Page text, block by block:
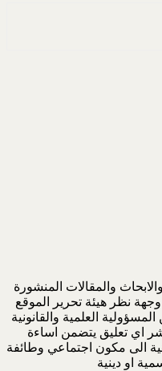
والمقالات المنشورة
نظر هيئة تحرير الموقع
العلمية والقانونية
اي تعليق يتضمن اساءة
الى مكون اجتماعي وطائفة
او دينية